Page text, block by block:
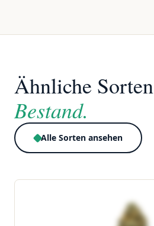
Ähnliche Sorten
Bestand.
Alle Sorten ansehen